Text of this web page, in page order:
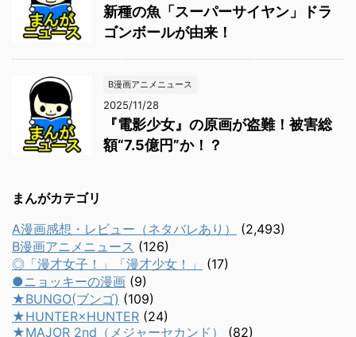
新種の魚「スーパーサイヤン」ドラ
ゴンボールが由来！
B漫画アニメニュース
2025/11/28
『電影少女』の原画が盗難！被害総
額“7.5億円”か！？
まんがカテゴリ
A漫画感想・レビュー（ネタバレあり）
(2,493)
B漫画アニメニュース (126)
◎「漫才女子！」「漫才少女！」
(17)
●ニョッキーの漫画 (9)
★BUNGO(ブンゴ) (109)
★HUNTER×HUNTER (24)
★MAJOR 2nd（メジャーセカンド）
(82)